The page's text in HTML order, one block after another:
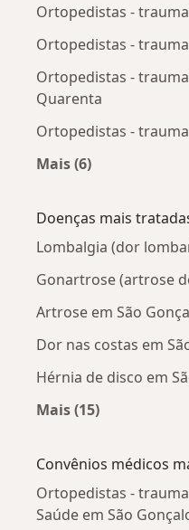
Ortopedistas -
Ortopedistas -
Ortopedistas -
Quarenta
Ortopedistas -
Mais (6)
Doenças mais
Lombalgia (dor
Gonartrose (artrose
Artrose em São
Dor nas costas em
Hérnia de disco em
Mais (15)
Convênios médicos
Ortopedistas -
Saúde em São